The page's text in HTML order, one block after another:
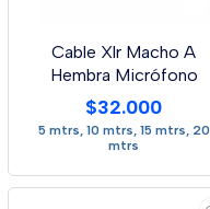
Cable Xlr Macho A
Hembra Micrófono
$32.000
5 mtrs, 10 mtrs, 15 mtrs, 20
mtrs